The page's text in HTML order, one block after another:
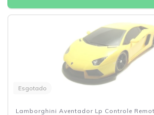
Esgotado
Lamborghini Aventador Lp Controle